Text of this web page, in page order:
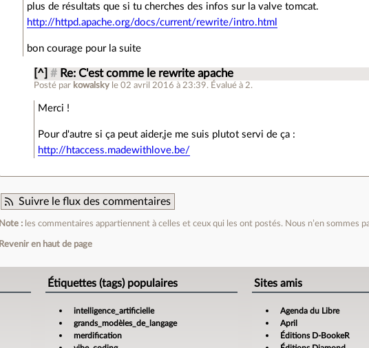
plus de résultats que si tu cherches des infos sur la valve tomcat.
http://httpd.apache.org/docs/current/rewrite/intro.html
bon courage pour la suite
[^] # Re: C'est comme le rewrite apache
Posté par kowalsky le 02 avril 2016 à 23:39. Évalué à 2.
Merci !
Pour d'autre si ça peut aider,je me suis plutot servi de ça :
http://htaccess.madewithlove.be/
Suivre le flux des commentaires
Note : les commentaires appartiennent à celles et ceux qui les ont postés. Nous n’en sommes
Revenir en haut de page
Étiquettes (tags) populaires
intelligence_artificielle
grands_modèles_de_langage
merdification
Sites amis
Agenda du Libre
April
Éditions D-BookeR